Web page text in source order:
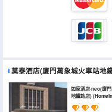
莫泰酒店(廈門萬象城火車站地
如家酒店·neo(廈
地鐵站店) (Homeinn ·
Station Subway